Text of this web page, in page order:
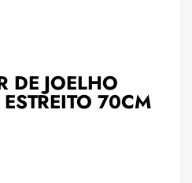
DE JOELHO
70CM